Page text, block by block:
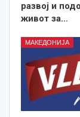
развој и
живот за…
МАКЕДОНИЈА